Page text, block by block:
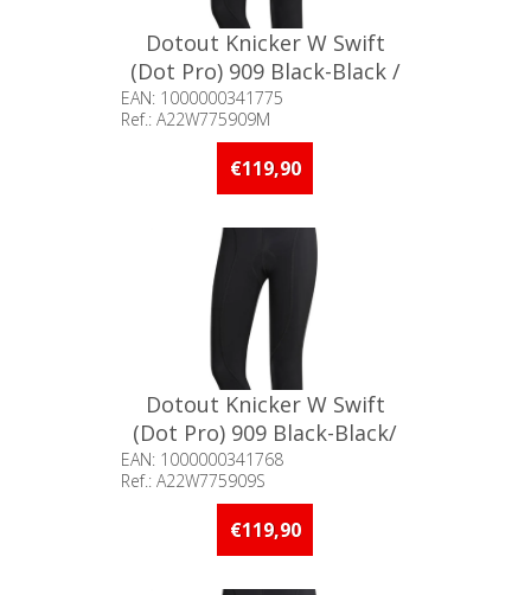
Dotout Knicker W Swift
(Dot Pro) 909 Black-Black /
M°
EAN: 1000000341775
Ref.: A22W775909M
Beschikbaarheid:: Minder dan 5
stuks op voorraad
€119,90
Dotout Knicker W Swift
(Dot Pro) 909 Black-Black/
S°
EAN: 1000000341768
Ref.: A22W775909S
Beschikbaarheid:: Minder dan 5
stuks op voorraad
€119,90